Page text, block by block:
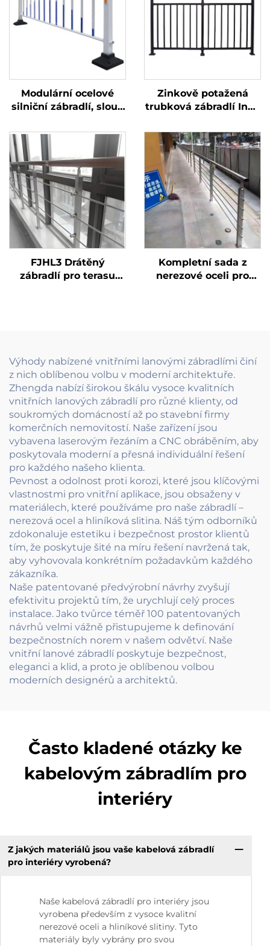
Modulární ocelové
silniční zábradlí, sloup
desky proti oslnění s
rychloupínacím
systémem, snadná
instalace a přemístění
Zinkově potažená
trubková zábradlí Inox
a madla na schodiště
moderního provedení
FJHL3 Drátěný
zábradlí pro terasu
budov
Kompletní sada z
nerezové oceli pro
Výhody nabízené vnitřními lanovými zábradlími činí
z nich oblíbenou volbu v moderní architektuře.
Zhengda nabízí širokou škálu vysoce kvalitních
vnitřních lanových zábradlí pro různé klienty, od
soukromých domácností až po stavební firmy
komerčních nemovitostí. Naše zařízení jsou
vybavena laserovým řezáním a CNC obráběním, aby
poskytovala moderní a přesná individuální řešení
pro každého našeho klienta.
Pevnost a odolnost proti korozi, které jsou klíčovými
vlastnostmi pro vnitřní aplikace, jsou obsaženy v
materiálech, které používáme pro naše zábradlí –
nerezová ocel a hliníková slitina. Náš tým odborníků
zdokonaluje estetiku i bezpečnost prostor klientů
tím, že poskytuje šité na míru řešení navržená tak,
aby vyhovovala konkrétním požadavkům každého
zákazníka.
Naše patentované předvýrobní návrhy zvyšují
efektivitu projektů tím, že urychlují celý proces
instalace. Jako tvůrce téměř 100 patentovaných
návrhů velmi vážně přistupujeme k definování
bezpečnostních norem v našem odvětví. Naše
vnitřní lanové zábradlí poskytuje bezpečnost,
eleganci a klid, a proto je oblíbenou volbou
moderních designérů a architektů.
Často kladené otázky ke
kabelovým zábradlím pro
interiéry
Z jakých materiálů jsou vaše kabelová zábradlí
pro interiéry vyrobená?
Naše kabelová zábradlí pro interiéry jsou
vyrobena především z vysoce kvalitní
nerezové oceli a hliníkové slitiny. Tyto
materiály byly vybrány pro svou